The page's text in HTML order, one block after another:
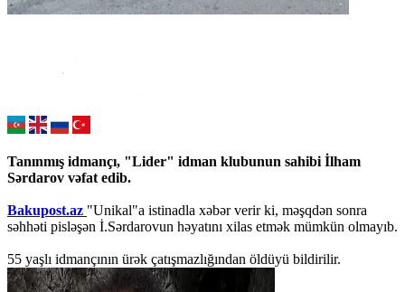
Tanınmış idmançı, "Lider" idman klubunun sahibi İlham
Sərdarov vəfat edib.
Bakupost.az "Unikal"a istinadla xəbər verir ki, məşqdən sonra
səhhəti pisləşən İ.Sərdarovun həyatını xilas etmək mümkün olmayıb.
55 yaşlı idmançının ürək çatışmazlığından öldüyü bildirilir.